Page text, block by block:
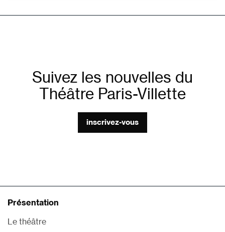
Suivez les nouvelles du
Théâtre Paris-Villette
inscrivez-vous
Présentation
Le théâtre